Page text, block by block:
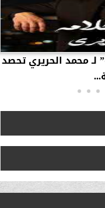
محمد الحريري تحصد